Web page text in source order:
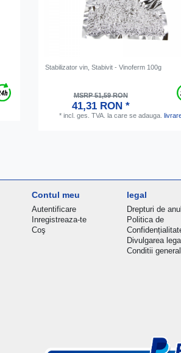
Stabilizator vin, Stabivit - Vinoferm 100g
MSRP 51,59 RON
41,31 RON *
* incl. ges. TVA. la care se adauga.
Contul meu
Autentificare
Inregistreaza-te
Coş
legal
Drepturi de
Politica de
Divulgarea
Conditii